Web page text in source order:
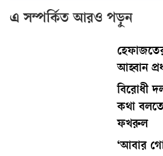
এ সম্পর্কিত আরও পড়ুন
আহ্বান
বিরোধী
কথা
ফখরুল
‘আবার